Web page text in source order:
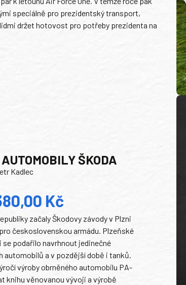
speciálně pro prezidentský transport,
držet hotovost pro potřeby prezidenta na
ŠKODA
Kadlec
Kč
začaly Škodovy závody v Plzni
československou armádu. Plzeňské
podařilo navrhnout jedinečné
automobilů a v pozdější době i tanků.
výroby obrněného automobilu PA-
knihu věnovanou vývoji a výrobě